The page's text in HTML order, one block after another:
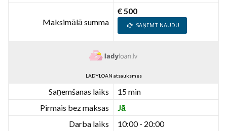
Maksimālā summa
€ 500
SAŅEMT NAUDU
LADYLOAN atsauksmes
Saņemšanas laiks
15 min
Pirmais bez maksas
Jā
Darba laiks
10:00 - 20:00